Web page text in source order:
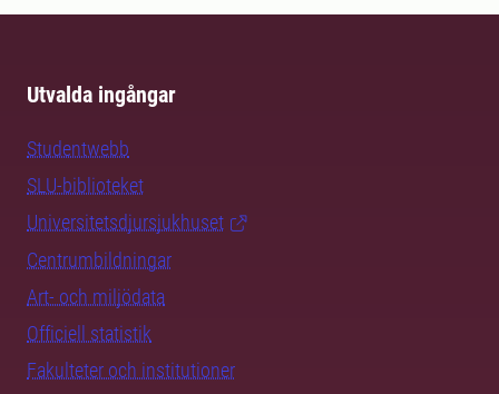
Utvalda ingångar
Studentwebb
SLU-biblioteket
Universitetsdjursjukhuset
Centrumbildningar
Art- och miljödata
Officiell statistik
Fakulteter och institutioner